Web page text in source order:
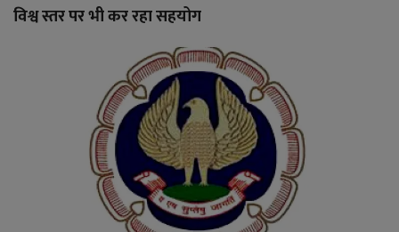
विश्व स्तर पर भी कर रहा सहयोग